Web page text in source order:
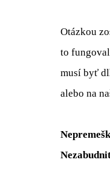
Otázkou
to
musí byť
alebo na